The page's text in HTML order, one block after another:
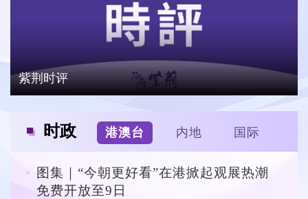
紫荆时评
时政 港澳台 内地 国际
图集｜“今朝更好看”在港掀起观展热潮
免费开放至9日